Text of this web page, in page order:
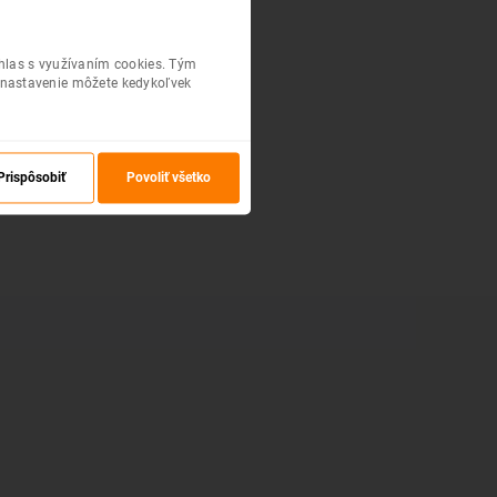
s využívaním cookies. Tým
môžete kedykoľvek
Prispôsobiť Povoliť všetko